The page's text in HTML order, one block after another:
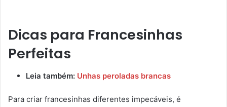
Dicas para Francesinhas
Perfeitas
Leia também: Unhas peroladas brancas
Para criar francesinhas diferentes impecáveis, é